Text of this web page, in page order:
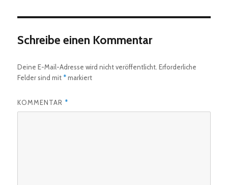
Schreibe einen Kommentar
Deine E-Mail-Adresse wird nicht veröffentlicht. Erforderliche
Felder sind mit *markiert
KOMMENTAR *